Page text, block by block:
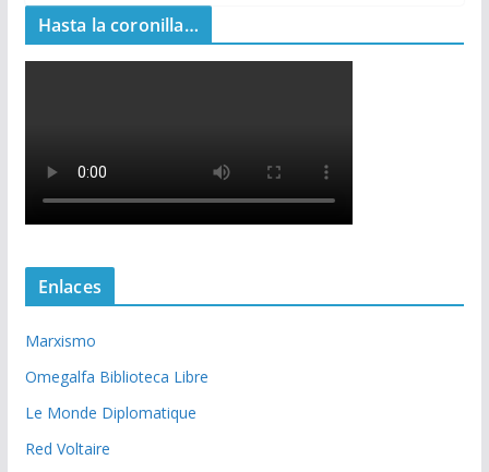
Hasta la coronilla…
Enlaces
Marxismo
Omegalfa Biblioteca Libre
Le Monde Diplomatique
Red Voltaire